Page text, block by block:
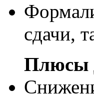
сдачи,
Плюсы